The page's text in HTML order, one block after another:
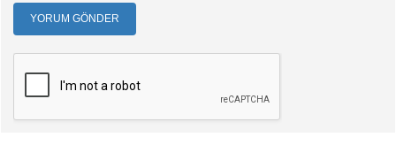
YORUM GÖNDER